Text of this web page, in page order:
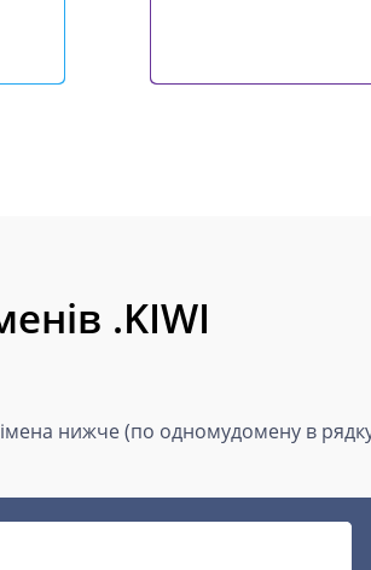
.KIWI
імена нижче (по одномудомену в